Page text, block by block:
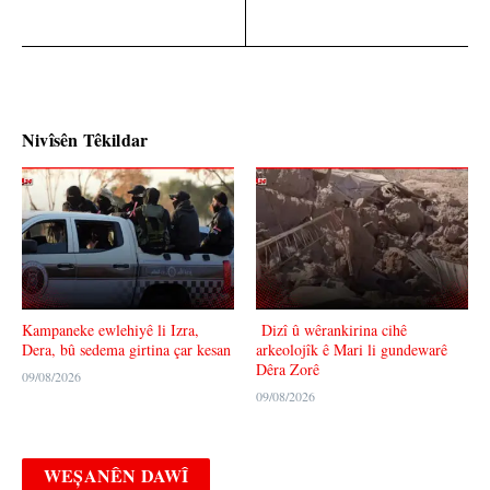
Nivîsên Têkildar
Kampaneke ewlehiyê li Izra,
Dera, bû sedema girtina çar kesan
09/08/2026
Dizî û wêrankirina cihê
arkeolojîk ê Mari li gundewarê
Dêra Zorê
09/08/2026
WEȘANÊN DAWÎ